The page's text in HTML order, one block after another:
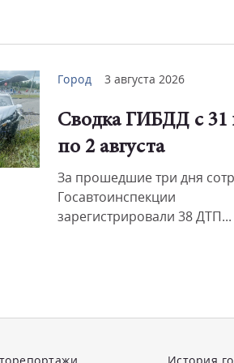
Город 3 августа 2026
Сводка ГИБДД с 31
по 2 августа
За прошедшие три дня
Госавтоинспекции
зарегистрировали 38 ДТП...